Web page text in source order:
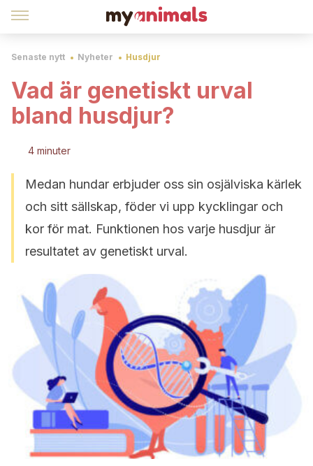
Senaste nytt Nyheter Husdjur
Vad är genetiskt urval
bland husdjur?
4 minuter
Medan hundar erbjuder oss sin osjälviska kärlek
och sitt sällskap, föder vi upp kycklingar och
kor för mat. Funktionen hos varje husdjur är
resultatet av genetiskt urval.